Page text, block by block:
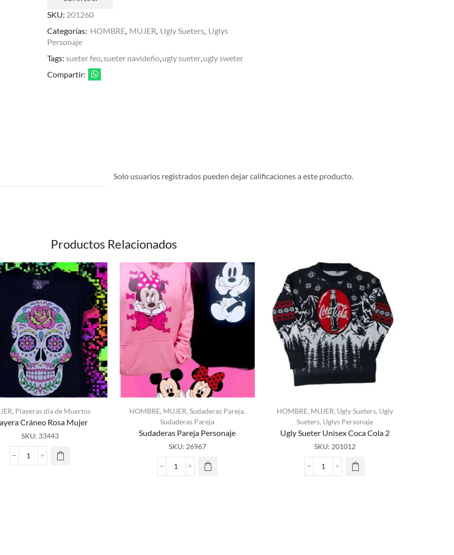
SKU: 201260
Categorías: HOMBRE, MUJER Ugly Sueters, Uglys
Personaje
Tags: sueter feo, sueter navideño, ugly sueter, ugly sweter
Compartir:
Solo usuarios registrados pueden dejar calificaciones a este producto.
Productos Relacionados
, Playeras día de Muertos
Cráneo Rosa Mujer
SKU: 33443
Playera
HOMBRE, MUJER, Sudaderas Pareja,
Sudaderas Pareja
Sudaderas Pareja Personaje
SKU: 26967
Sudaderas
HOMBRE, MUJER, Ugly Sueters, Ugly
Sueters, Uglys Personaje
Ugly Sueter Unisex Coca Cola 2
SKU: 201012
Ugly